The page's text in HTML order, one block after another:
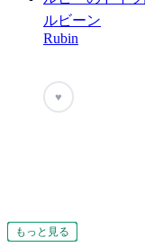
もっと見る
もっと見る
もっと見る
もっと見る
もっと見る
もっと見る
もっと見る
もっと見る
もっと見る
もっと見る
もっと見る
もっと見る
もっと見る
もっと見る
もっと見る
もっと見る
もっと見る
もっと見る
もっと見る
もっと見る
もっと見る
もっと見る
ルビーン
Rubin
♥